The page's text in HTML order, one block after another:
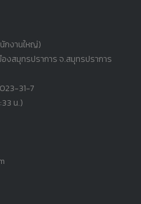
กงานใหญ่)
องสมุทรปราการ จ.สมุทรปราการ
31-7
น.)